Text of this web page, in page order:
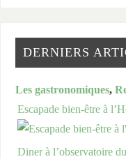
DERNIERS
Les gastronomiques,
Escapade bien-être à
Diner à l’observatoire